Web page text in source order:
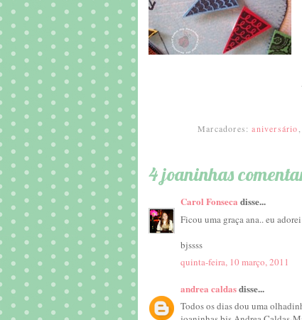
Marcadores:aniversário
4 joaninhas
Carol Fonseca disse...
Ficou uma graça ana.. eu
bjssss
quinta-feira, 10 março, 2011
andrea caldasdisse...
Todos os dias dou uma